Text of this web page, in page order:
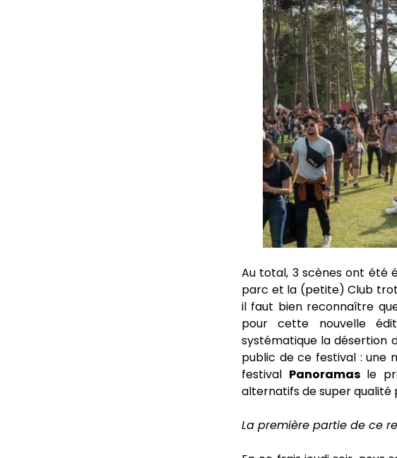
Au total, 3 scènes ont été
parc et la (petite) Club
il faut bien reconnaître
pour cette nouvelle
systématique la désertion
public de ce festival : une
festival Panoramasle
alternatifs de super qualité
La première partie de ce